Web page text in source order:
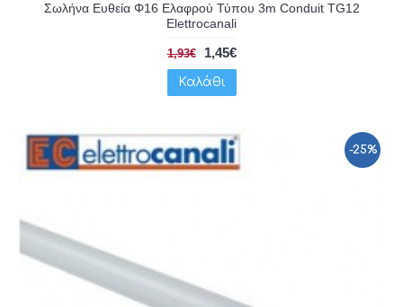
Σωλήνα Ευθεία Φ16 Ελαφρού Τύπου 3m Conduit TG12
Elettrocanali
1,93€ 1,45€
Καλάθι
-25%